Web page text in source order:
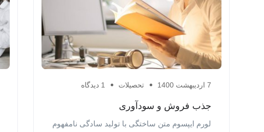
7 اردیبهشت 1400 تحصیلات 1 دیدگاه
جذب فروش و سودآوری
لورم ایپسوم متن ساختگی با تولید سادگی نامفهوم